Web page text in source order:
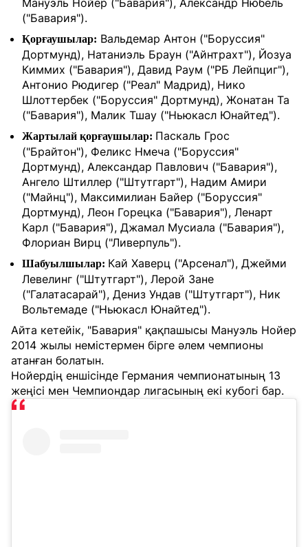
Мануэль Нойер ("Бавария"), Александр Нюбель
("Бавария").
Қорғаушылар: Вальдемар Антон ("Боруссия"
Дортмунд), Натаниэль Браун ("Айнтрахт"), Йозуа
Киммих ("Бавария"), Давид Раум ("РБ Лейпциг"),
Антонио Рюдигер ("Реал" Мадрид), Нико
Шлоттербек ("Боруссия" Дортмунд), Жонатан Та
("Бавария"), Малик Тшау ("Ньюкасл Юнайтед").
Жартылай қорғаушылар: Паскаль Грос
("Брайтон"), Феликс Нмеча ("Боруссия"
Дортмунд), Александар Павлович ("Бавария"),
Ангело Штиллер ("Штутгарт"), Надим Амири
("Майнц"), Максимилиан Байер ("Боруссия"
Дортмунд), Леон Горецка ("Бавария"), Ленарт
Карл ("Бавария"), Джамал Мусиала ("Бавария"),
Флориан Вирц ("Ливерпуль").
Шабуылшылар: Кай Хаверц ("Арсенал"), Джейми
Левелинг ("Штутгарт"), Лерой Зане
("Галатасарай"), Дениз Ундав ("Штутгарт"), Ник
Вольтемаде ("Ньюкасл Юнайтед").
Айта кетейік, "Бавария" қақпашысы Мануэль Нойер
2014 жылы немістермен бірге әлем чемпионы
атанған болатын.
Нойердің еншісінде Германия чемпионатының 13
жеңісі мен Чемпиондар лигасының екі кубогі бар.